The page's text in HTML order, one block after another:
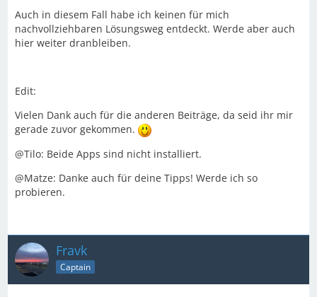
Auch in diesem Fall habe ich keinen für mich
nachvollziehbaren Lösungsweg entdeckt. Werde aber auch
hier weiter dranbleiben.
Edit:
Vielen Dank auch für die anderen Beiträge, da seid ihr mir
gerade zuvor gekommen.
@Tilo: Beide Apps sind nicht installiert.
@Matze: Danke auch für deine Tipps! Werde ich so
probieren.
Fravk
Captain